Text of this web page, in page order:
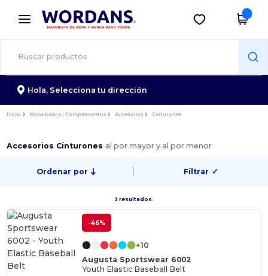
× App de Wordans
¡Mejores precios en app!
Descargar app
Hola, Selecciona tu dirección
Inicio Ropa básica | Complementos Accesorios Cinturones
Accesorios Cinturones al por mayor y al por menor
Ordenar por Filtrar ✓
3 resultados.
-46%
+10
Augusta Sportswear 6002
Youth Elastic Baseball Belt